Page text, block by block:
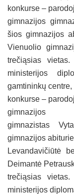
konkurse –
gimnazijos
šios gimnazijos
Vienuolio
trečiąsias
ministerijos
gamtininkų
konkurse –
gimnazijos
gimnazistas
gimnazijos
Levandavičiūtė
Deimantė
trečiąsias
ministerijos